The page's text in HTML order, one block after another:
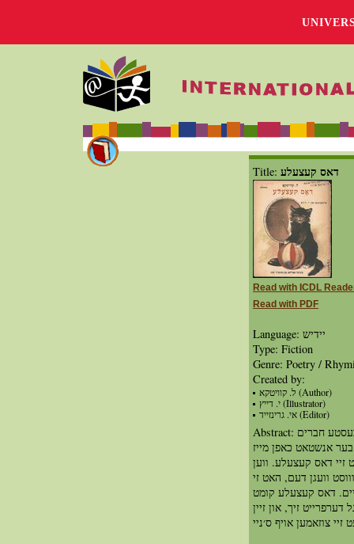
Title: דאס קעצעלע
Read with ICDL
Read with PDF
Language: יידיש
Type: Fiction
Genre: Poetry /
Created by:
ל. קוויטקא (Author)
י. דייץ (Illustrator)
אי. גרינזייד (Editor)
Abstract: א קליין יינגל און זיין קעצעלע זענען די בעסטע חברים
אנשטאט כאפן מייז
זיי דאס קעצעלע. ווען
וועגן דעם, האט זי
דאס קעצעלע קומט
זיך, און זיין
צוזאמען אויף ס׳ניי